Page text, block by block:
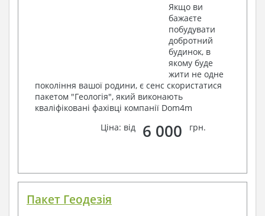
Якщо ви
бажаєте
побудувати
добротний
будинок, в
якому буде
жити не одне
покоління вашої родини, є сенс скористатися
пакетом "Геологія", який виконають
кваліфіковані фахівці компанії Dom4m
Ціна: від
6 000 грн.
Пакет Геодезія